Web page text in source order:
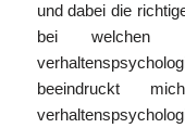
und dabei die
bei welchen
beeindruckt